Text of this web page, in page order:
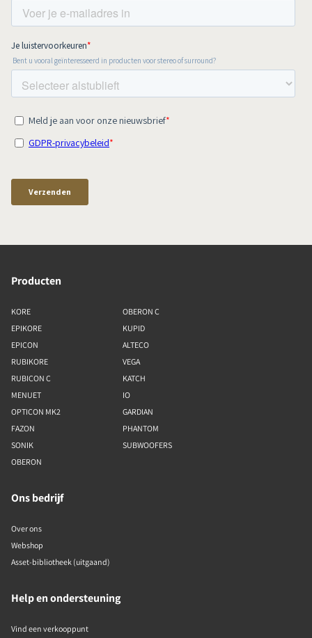
Producten
KORE
EPIKORE
EPICON
RUBIKORE
RUBICON C
MENUET
OPTICON MK2
FAZON
SONIK
OBERON
OBERON C
KUPID
ALTECO
VEGA
KATCH
IO
GARDIAN
PHANTOM
SUBWOOFERS
Ons bedrijf
Over ons
Webshop
Asset-bibliotheek (uitgaand)
Help en ondersteuning
Vind een verkooppunt